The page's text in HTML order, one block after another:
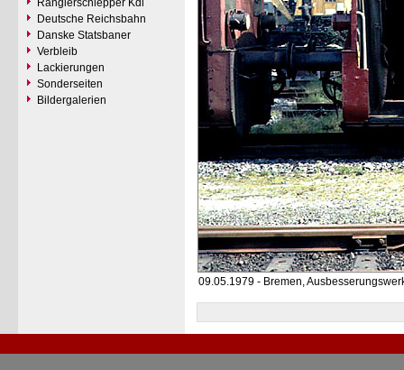
Rangierschlepper Kdl
Deutsche Reichsbahn
Danske Statsbaner
Verbleib
Lackierungen
Sonderseiten
Bildergalerien
09.05.1979 - Bremen,